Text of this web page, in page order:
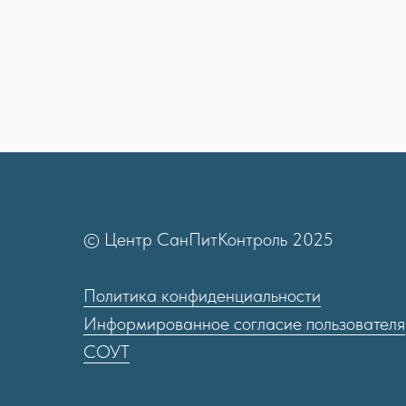
© Центр СанПитКонтроль 2025
Политика конфиденциальности
Информированное согласие пользователя
СОУТ